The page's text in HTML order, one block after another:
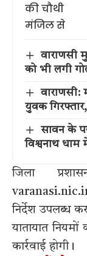
वाराणसी
को भी लगी
वाराणसी:
युवक
सावन के
विश्वनाथ
जिला
निर्देश उपलब्ध
यातायात
कार्रवाई होगी।